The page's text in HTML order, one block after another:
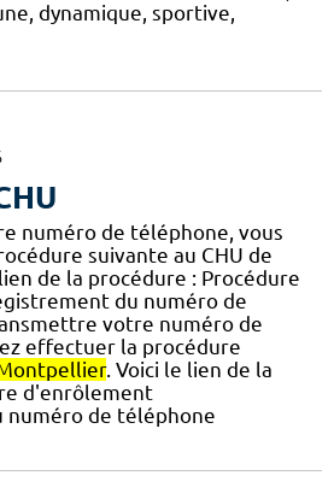
dynamique, sportive,
numéro de téléphone, vous
suivante au CHU de
de la procédure : Procédure
du numéro de
votre numéro de
effectuer la procédure
. Voici le lien de la
d'enrôlement
de téléphone